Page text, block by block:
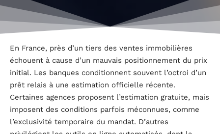
En France, près d’un tiers des ventes immobilières
échouent à cause d’un mauvais positionnement du prix
initial. Les banques conditionnent souvent l’octroi d’un
prêt relais à une estimation officielle récente.
Certaines agences proposent l’estimation gratuite, mais
imposent des conditions parfois méconnues, comme
l’exclusivité temporaire du mandat. D’autres